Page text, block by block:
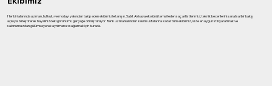
Her biri alanında uzman, tutkulu ve modayı yakından takip eden ekibimizle tanışın. Sabit Akkaya ekolünü temsil eden saç artistlerimiz; teknik becerilerini sanatsal bir bakış
açısıyla birleştirerek hayalinizdeki görünümü gerçeğe dönüştürüyor. Renk uzmanlarından kesim ustalarına kadar tüm ekibimiz, size en uygun stili yaratmak ve
salonumuzdan gülümseyerek ayrılmanızı sağlamak için burada.